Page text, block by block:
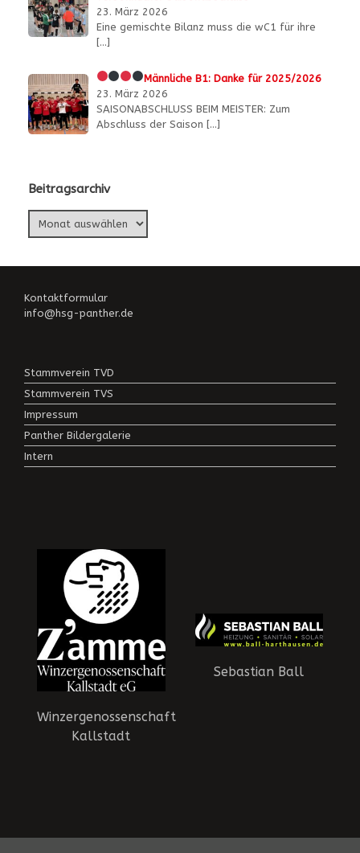
23. März 2026
Eine gemischte Bilanz muss die wC1 für ihre
[…]
Männliche B1: Danke für 2025/2026
23. März 2026
SAISONABSCHLUSS BEIM MEISTER: Zum
Abschluss der Saison […]
Beitragsarchiv
Kontaktformular
info@hsg-panther.de
Stammverein TVD
Stammverein TVS
Impressum
Panther Bildergalerie
Intern
Winzergenossenschaft
Kallstadt
Sebastian Ball